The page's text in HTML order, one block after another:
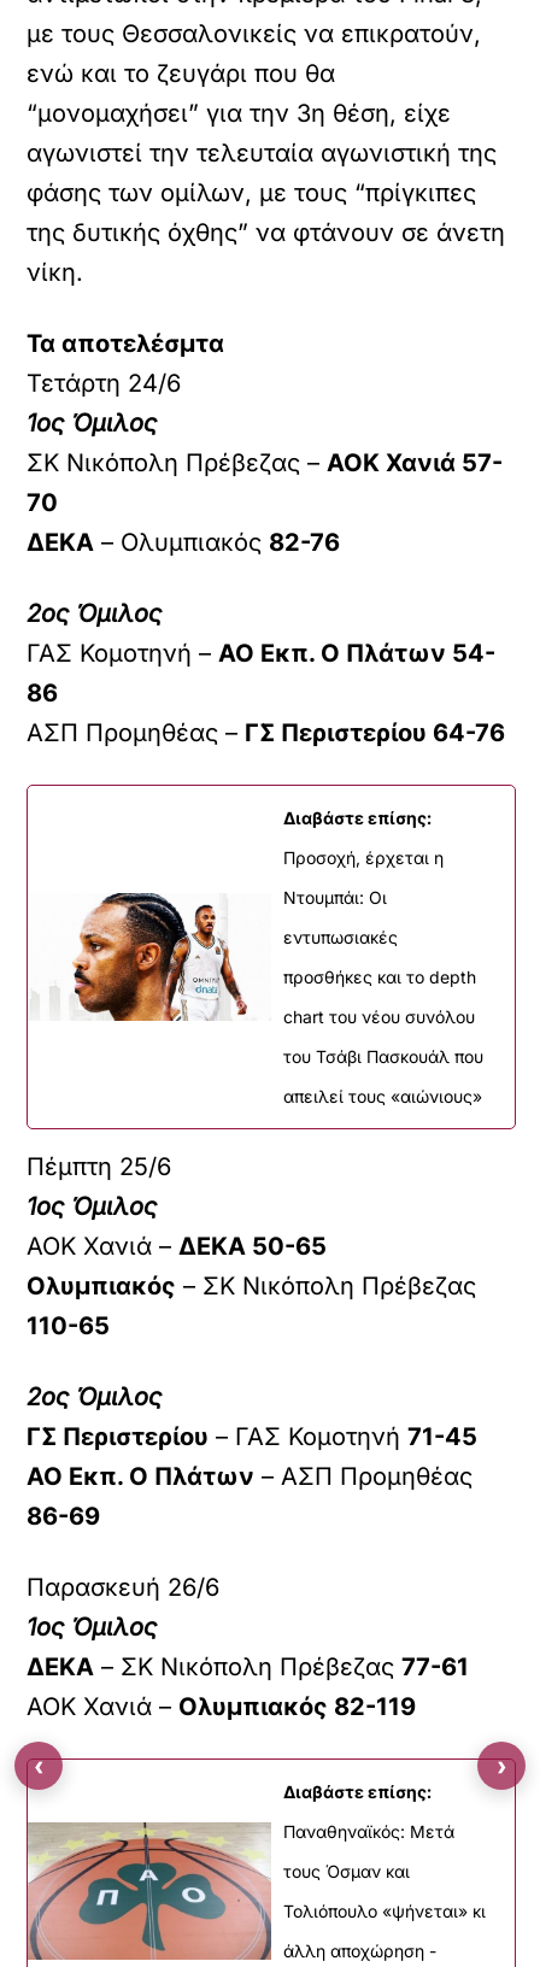
με τους Θεσσαλονικείς να επικρατούν,
ενώ και το ζευγάρι που θα
“μονομαχήσει” για την 3η θέση, είχε
αγωνιστεί την τελευταία αγωνιστική της
φάσης των ομίλων, με τους “πρίγκιπες
της δυτικής όχθης” να φτάνουν σε άνετη
νίκη.
Τα αποτελέσμτα
Τετάρτη 24/6
1ος Όμιλος
ΣΚ Νικόπολη Πρέβεζας –ΑΟΚ Χανιά 57-
70
ΔΕΚΑ – Ολυμπιακός 82-76
2ος Όμιλος
ΓΑΣ Κομοτηνή –ΑΟ Εκπ. Ο Πλάτων 54-
86
ΑΣΠ Προμηθέας – ΓΣ Περιστερίου 64-76
Διαβάστε επίσης:
Προσοχή, έρχεται η
Ντουμπάι: Οι
εντυπωσιακές
προσθήκες και το depth
chart του νέου συνόλου
του Τσάβι Πασκουάλ που
απειλεί τους «αιώνιους»
Πέμπτη 25/6
1ος Όμιλος
ΑΟΚ Χανιά –ΔΕΚΑ 50-65
Ολυμπιακός – ΣΚ Νικόπολη Πρέβεζας
110-65
2ος Όμιλος
ΓΣ Περιστερίου – ΓΑΣ Κομοτηνή71-45
ΑΟ Εκπ. Ο Πλάτων – ΑΣΠ Προμηθέας
86-69
Παρασκευή 26/6
1ος Όμιλος
ΔΕΚΑ – ΣΚ Νικόπολη Πρέβεζας77-61
ΑΟΚ Χανιά – Ολυμπιακός 82-119
Διαβάστε επίσης:
Παναθηναϊκός: Μετά
τους Όσμαν και
Τολιόπουλο «ψήνεται» κι
άλλη αποχώρηση -
‹ ›